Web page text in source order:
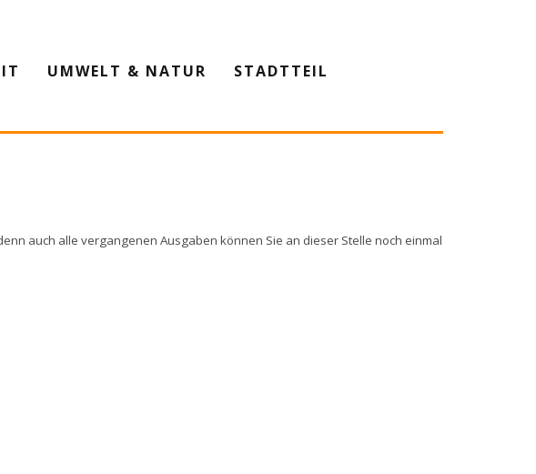
UMWELT & NATUR
STADTTEIL
auch alle vergangenen Ausgaben können Sie an dieser Stelle noch einmal